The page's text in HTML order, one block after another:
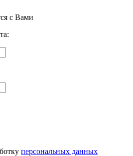
с Вами
персональных данных